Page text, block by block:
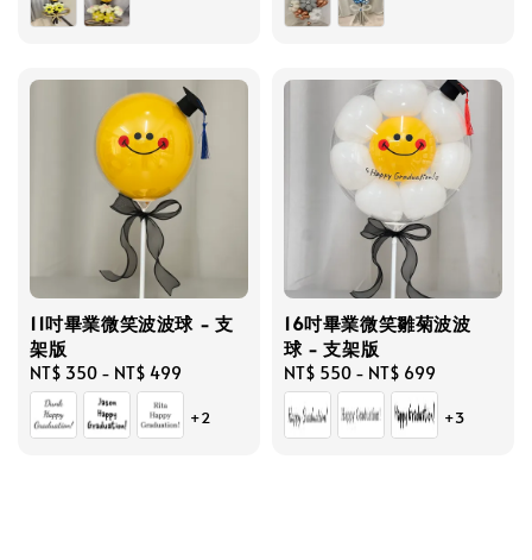
11吋畢業微笑波波球 - 支
架版
Regular
price
NT$ 350 - NT$ 499
+2
16吋畢業微笑雛菊波波
球 - 支架版
Regular
price
NT$ 550 - NT$ 699
+3